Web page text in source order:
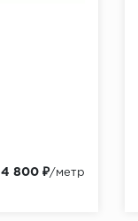
4 800 ₽/метр